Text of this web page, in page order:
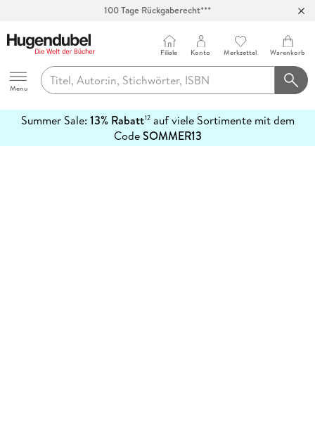
100 Tage Rückgaberecht***
Hugendubel
Menu
Filiale Konto Merkzettel Warenkorb
Summer Sale: 13% Rabatt12auf viele Sortimente mit dem
CodeSOMMER13
erfahren